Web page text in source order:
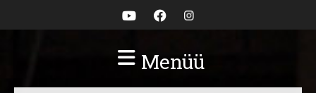
Menüü